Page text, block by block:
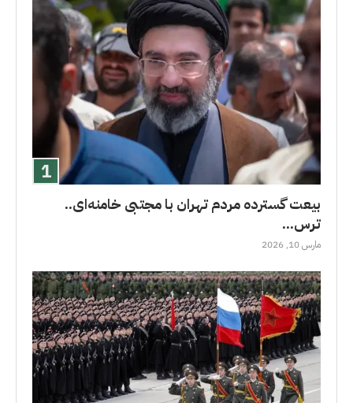
بیعت گسترده مردم تهران با مجتبی خامنه‌ای..
ترس...
مارس 10, 2026